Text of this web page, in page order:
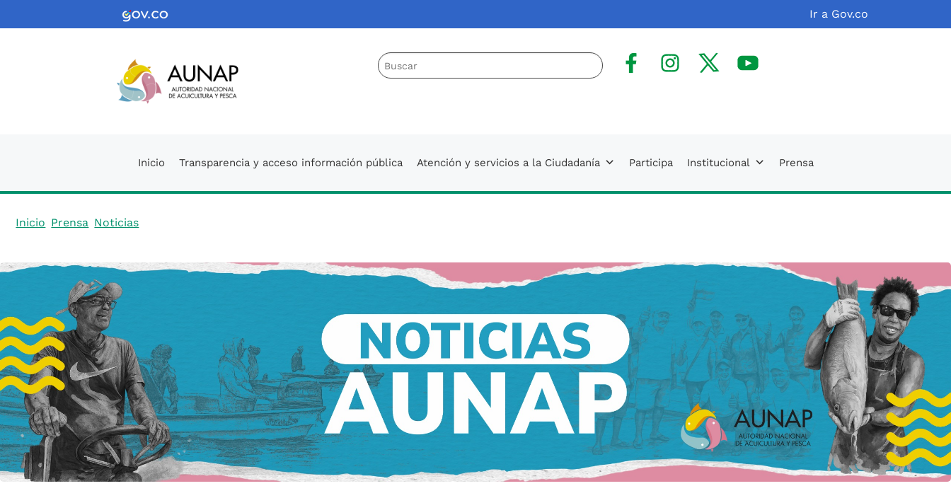
Logo Gobierno de Colombia Ir a Gov.co
facebookInstagramX(Twitter)
Inicio Transparencia y acceso información pública Atención y servicios a la Ciudadanía Participa Institucional Prensa
Inicio Prensa Noticias